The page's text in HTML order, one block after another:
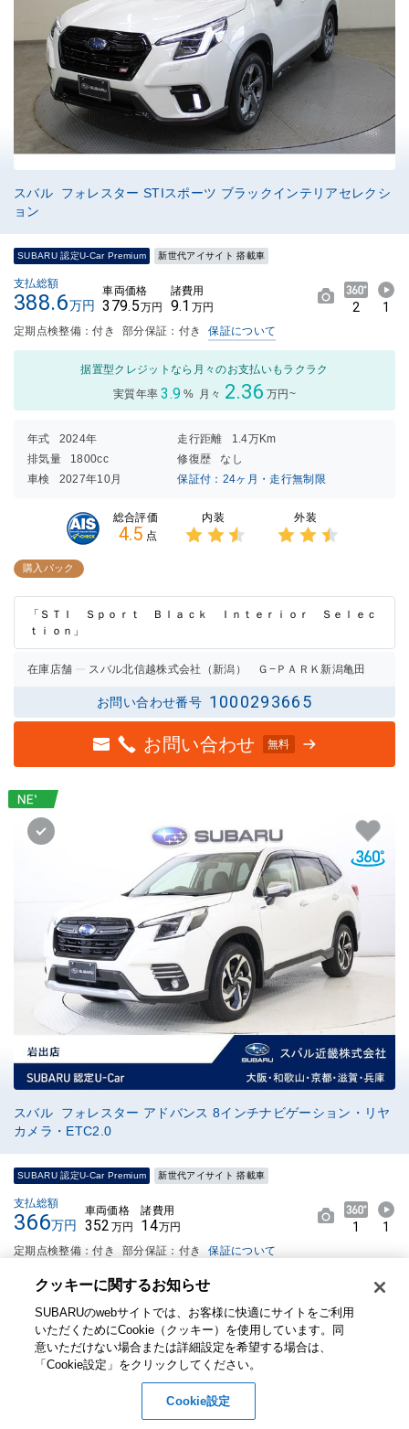
スバル フォレスター STIスポーツ ブラックインテリアセレクシ
ョン
SUBARU 認定U-Car Premium 新世代アイサイト 搭載車
支払総額
388.6万円
車両価格
379.5万円
諸費用
9.1 万円 2 1
定期点検整備：付き 部分保証：付き 保証について
据置型クレジットなら月々のお支払いもラクラク
実質年率 3.9 % 月々 2.36 万円~
年式 2024年 走行距離
1.4万Km
排気量
1800cc 修復歴
なし
車検
2027年10月 保証付：24ヶ月・走行無制限
総合評価
4.5 点
内装 外装
購入パック
「ＳＴＩ Ｓｐｏｒｔ Ｂｌａｃｋ Ｉｎｔｅｒｉｏｒ Ｓｅｌｅｃ
ｔｉｏｎ」
在庫店舗 スバル北信越株式会社（新潟） Ｇ−ＰＡＲＫ新潟亀田
お問い合わせ番号 1000293665
お問い合わせ 無料
スバル フォレスター アドバンス 8インチナビゲーション・リヤ
カメラ・ETC2.0
SUBARU 認定U-Car Premium 新世代アイサイト 搭載車
支払総額
366万円
車両価格
352 万円
諸費用
14万円 1 1
定期点検整備：付き 部分保証：付き 保証について
通常クレジットでご希望のお支払い方法を設定
実質年率 5.55 % 月々 3.98 万円~
年式 2023年 走行距離
0.8万Km
保証付：24ヶ月・走行無制限
クッキーに関するお知らせ​
SUBARUのwebサイトでは、お客様に快適にサイトをご利用
いただくためにCookie（クッキー）を使用しています。​ 同
意いただけない場合または詳細設定を希望する場合は、
「Cookie設定」をクリックしてください。​
Cookie設定